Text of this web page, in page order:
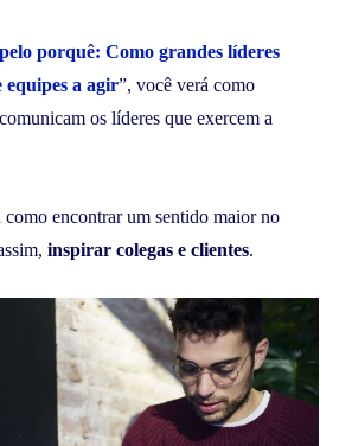
porquê: Como grandes líderes
equipes a agir”, você verá como
os líderes que exercem a
como encontrar um sentido maior no
inspirar colegas e clientes.